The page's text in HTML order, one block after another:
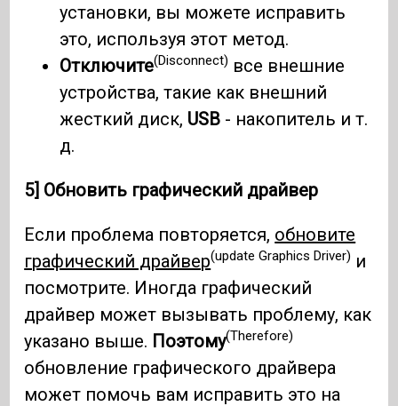
установки, вы можете исправить
это, используя этот метод.
Отключите(Disconnect) все внешние
устройства, такие как внешний
жесткий диск, USB - накопитель и т.
д.
5] Обновить графический драйвер
Если проблема повторяется, обновите
графический драйвер(update Graphics Driver) и
посмотрите. Иногда графический
драйвер может вызывать проблему, как
указано выше. Поэтому(Therefore)
обновление графического драйвера
может помочь вам исправить это на